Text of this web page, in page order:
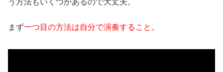
う方法もいくつかあるので大丈夫。
まず一つ目の方法は自分で演奏すること。